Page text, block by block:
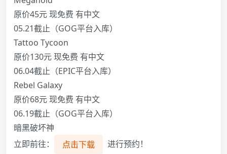
原价45元 现免费 有中文
05.21截止（GOG平台入库）
Tattoo Tycoon
原价130元 现免费 有中文
06.04截止（EPIC平台入库）
Rebel Galaxy
原价68元 现免费 有中文
06.19截止（GOG平台入库）
暗黑破坏神
立即前往：
点击下载 进行预约！